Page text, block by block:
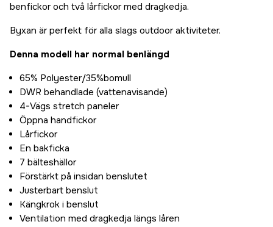
benfickor och två lårfickor med dragkedja.
Byxan är perfekt för alla slags outdoor aktiviteter.
Denna modell har normal benlängd
65% Polyester/35%bomull
DWR behandlade (vattenavisande)
4-Vägs stretch paneler
Öppna handfickor
Lårfickor
En bakficka
7 bälteshällor
Förstärkt på insidan benslutet
Justerbart benslut
Kängkrok i benslut
Ventilation med dragkedja längs låren